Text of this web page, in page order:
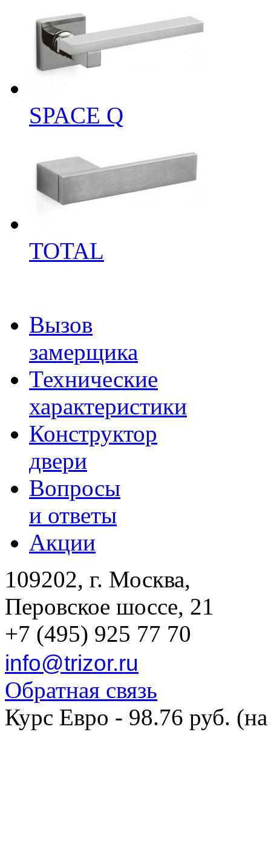
SPACE Q
TOTAL
Вызов
замерщика
Технические
характеристики
Конструктор
двери
Вопросы
и ответы
Акции
109202, г. Москва,
Перовское шоссе, 21
+7 (495) 925 77 70
info@trizor.ru
Обратная связь
Курс Евро - 98.76 руб.